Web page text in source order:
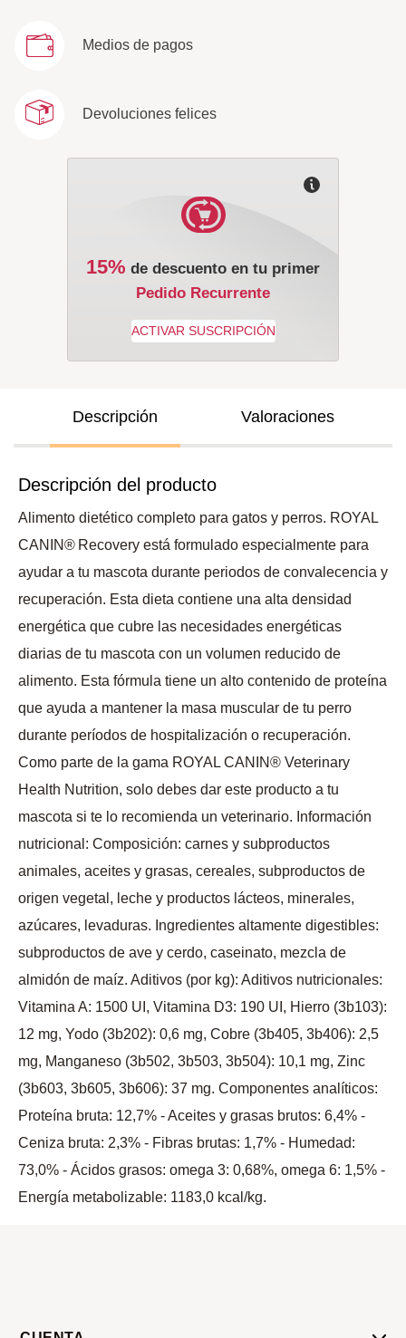
Medios de pagos
Devoluciones felices
15% de descuento en tu primer
Pedido Recurrente
Descripción Valoraciones
Descripción del producto
Alimento dietético completo para gatos y perros. ROYAL
CANIN® Recovery está formulado especialmente para
ayudar a tu mascota durante periodos de convalecencia y
recuperación. Esta dieta contiene una alta densidad
energética que cubre las necesidades energéticas
diarias de tu mascota con un volumen reducido de
alimento. Esta fórmula tiene un alto contenido de proteína
que ayuda a mantener la masa muscular de tu perro
durante períodos de hospitalización o recuperación.
Como parte de la gama ROYAL CANIN® Veterinary
Health Nutrition, solo debes dar este producto a tu
mascota si te lo recomienda un veterinario. Información
nutricional: Composición: carnes y subproductos
animales, aceites y grasas, cereales, subproductos de
origen vegetal, leche y productos lácteos, minerales,
azúcares, levaduras. Ingredientes altamente digestibles:
subproductos de ave y cerdo, caseinato, mezcla de
almidón de maíz. Aditivos (por kg): Aditivos nutricionales:
Vitamina A: 1500 UI, Vitamina D3: 190 UI, Hierro (3b103):
12 mg, Yodo (3b202): 0,6 mg, Cobre (3b405, 3b406): 2,5
mg, Manganeso (3b502, 3b503, 3b504): 10,1 mg, Zinc
(3b603, 3b605, 3b606): 37 mg. Componentes analíticos:
Proteína bruta: 12,7% - Aceites y grasas brutos: 6,4% -
Ceniza bruta: 2,3% - Fibras brutas: 1,7% - Humedad:
73,0% - Ácidos grasos: omega 3: 0,68%, omega 6: 1,5% -
Energía metabolizable: 1183,0 kcal/kg.